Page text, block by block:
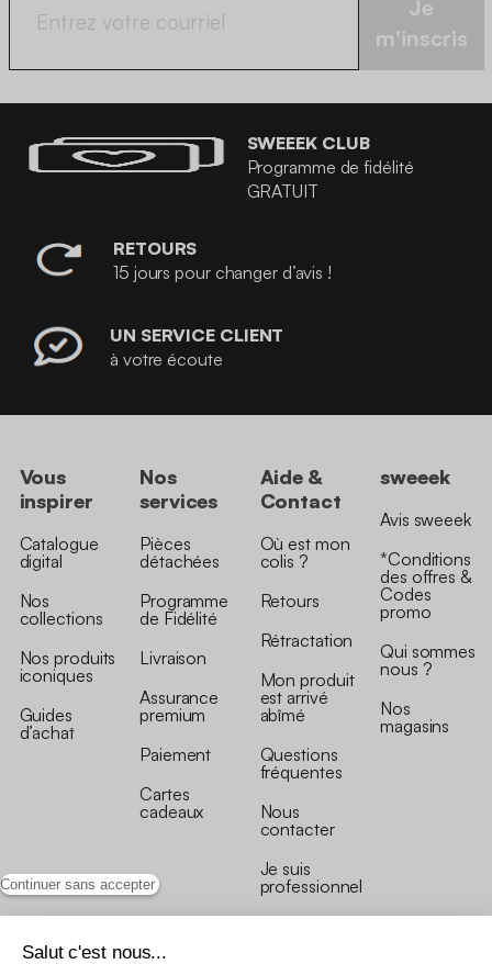
Continuer sans accepter
Salut c'est nous...
Je
m'inscris
SWEEEK CLUB
Programme de fidélité
GRATUIT
RETOURS
15 jours pour changer d’avis !
UN SERVICE CLIENT
à votre écoute
Vous
inspirer
Catalogue
digital
Nos
collections
Nos produits
iconiques
Guides
d’achat
Nos
services
Pièces
détachées
Programme
de Fidélité
Livraison
Assurance
premium
Paiement
Cartes
cadeaux
Aide &
Contact
Où est mon
colis ?
Retours
Rétractation
Mon produit
est arrivé
abîmé
Questions
fréquentes
Nous
contacter
Je suis
professionnel
sweeek
Avis sweeek
*Conditions
des offres &
Codes
promo
Qui sommes
nous ?
Nos
magasins